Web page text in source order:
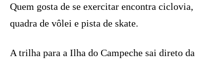
Quem gosta de se exercitar encontra ciclovia,
quadra de vôlei e pista de skate.
A trilha para a Ilha do Campeche sai direto da